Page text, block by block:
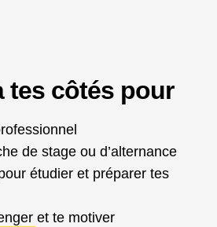
tes côtés pour
de stage ou d’alternance​
étudier et préparer tes
et te motiver